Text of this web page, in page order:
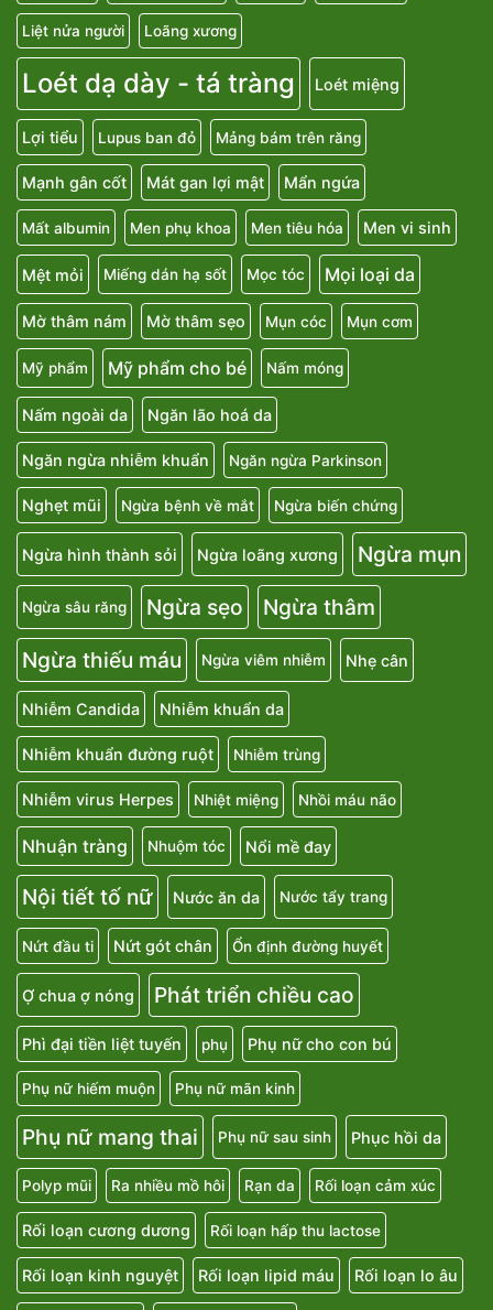
Liệt nửa người Loãng xương
Loét dạ dày - tá tràng Loét miệng
Lợi tiểu Lupus ban đỏ Mảng bám trên răng
Mạnh gân cốt Mát gan lợi mật Mẩn ngứa
Mất albumin Men phụ khoa Men tiêu hóa Men vi sinh
Mệt mỏi Miếng dán hạ sốt Mọc tóc Mọi loại da
Mờ thâm nám Mờ thâm sẹo Mụn cóc Mụn cơm
Mỹ phẩm Mỹ phẩm cho bé Nấm móng
Nấm ngoài da Ngăn lão hoá da
Ngăn ngừa nhiễm khuẩn Ngăn ngừa Parkinson
Nghẹt mũi Ngừa bệnh về mắt Ngừa biến chứng
Ngừa hình thành sỏi Ngừa loãng xương Ngừa mụn
Ngừa sâu răng Ngừa sẹo
Ngừa thâm
Ngừa thiếu máu
Ngừa viêm nhiễm Nhẹ cân
Nhiễm Candida Nhiễm khuẩn da
Nhiễm khuẩn đường ruột Nhiễm trùng
Nhiễm virus Herpes Nhiệt miệng Nhồi máu não
Nhuận tràng Nhuộm tóc Nổi mề đay
Nội tiết tố nữ Nước ăn da Nước tẩy trang
Nứt đầu ti Nứt gót chân Ổn định đường huyết
Ợ chua ợ nóng Phát triển chiều cao
Phì đại tiền liệt tuyến phụ Phụ nữ cho con bú
Phụ nữ hiếm muộn Phụ nữ mãn kinh
Phụ nữ mang thai Phụ nữ sau sinh Phục hồi da
Polyp mũi Ra nhiều mồ hôi Rạn da Rối loạn cảm xúc
Rối loạn cương dương Rối loạn hấp thu lactose
Rối loạn kinh nguyệt Rối loạn lipid máu Rối loạn lo âu